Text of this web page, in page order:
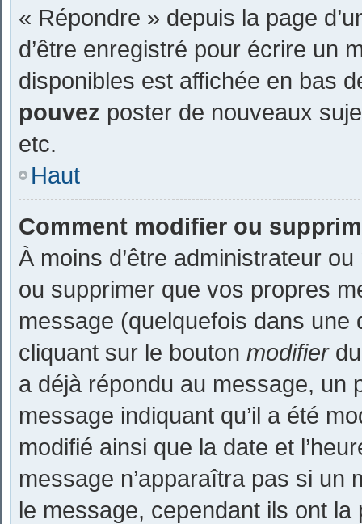
« Répondre » depuis la page
d’être enregistré pour écrire un
disponibles est affichée en bas
pouvez poster de nouveaux
etc.
Haut
Comment modifier ou
À moins d’être administrateur
ou supprimer que vos propres
message (quelquefois dans
cliquant sur le bouton modifierdu
a déjà répondu au message, un
message indiquant qu’il a été
modifié ainsi que la date et
message n’apparaîtra pas si un
le message, cependant ils ont